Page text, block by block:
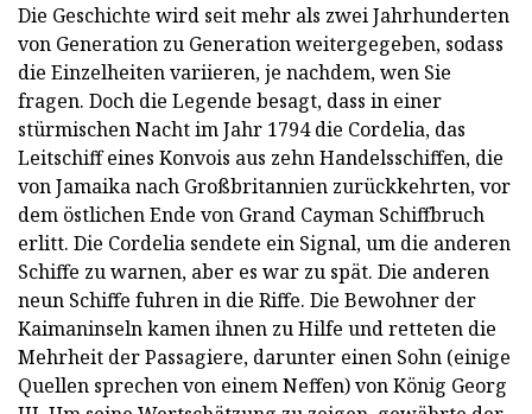
Die Geschichte wird seit mehr als zwei Jahrhunderten
von Generation zu Generation weitergegeben, sodass
die Einzelheiten variieren, je nachdem, wen Sie
fragen. Doch die Legende besagt, dass in einer
stürmischen Nacht im Jahr 1794 die Cordelia, das
Leitschiff eines Konvois aus zehn Handelsschiffen, die
von Jamaika nach Großbritannien zurückkehrten, vor
dem östlichen Ende von Grand Cayman Schiffbruch
erlitt. Die Cordelia sendete ein Signal, um die anderen
Schiffe zu warnen, aber es war zu spät. Die anderen
neun Schiffe fuhren in die Riffe. Die Bewohner der
Kaimaninseln kamen ihnen zu Hilfe und retteten die
Mehrheit der Passagiere, darunter einen Sohn (einige
Quellen sprechen von einem Neffen) von König Georg